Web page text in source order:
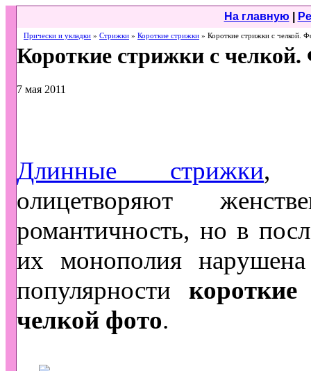
На главную
Прически и укладки » Стрижки » Короткие стрижки » Короткие стрижки с челкой.
Короткие стрижки с челкой.
7 мая 2011
Длинные стрижки,
олицетворяют
романтичность, но в
их монополия
популярности
челкой фото.